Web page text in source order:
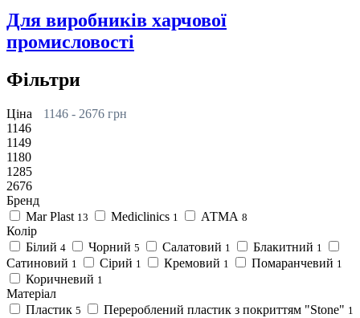
Для виробників харчової
промисловості
Фільтри
Ціна 1146 - 2676 грн
1146
1149
1180
1285
2676
Бренд
Mar Plast 13 Mediclinics 1 АТМА 8
Колір
Білий 4 Чорний 5 Салатовий 1 Блакитний 1
Сатиновий 1 Сірий 1 Кремовий 1 Помаранчевий 1
Коричневий 1
Матеріал
Пластик 5 Перероблений пластик з покриттям "Stone" 1